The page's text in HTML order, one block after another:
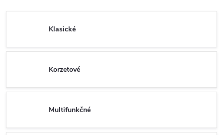
Klasické
Korzetové
Multifunkčné